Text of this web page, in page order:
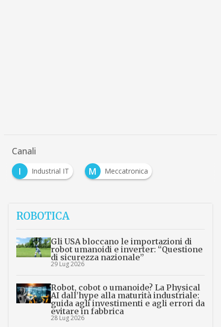
Canali
I
Industrial IT M Meccatronica
ROBOTICA
Gli USA bloccano le importazioni di
robot umanoidi e inverter: “Questione
di sicurezza nazionale”
29 Lug 2026
Robot, cobot o umanoide? La Physical
AI dall’hype alla maturità industriale:
guida agli investimenti e agli errori da
evitare in fabbrica
28 Lug 2026